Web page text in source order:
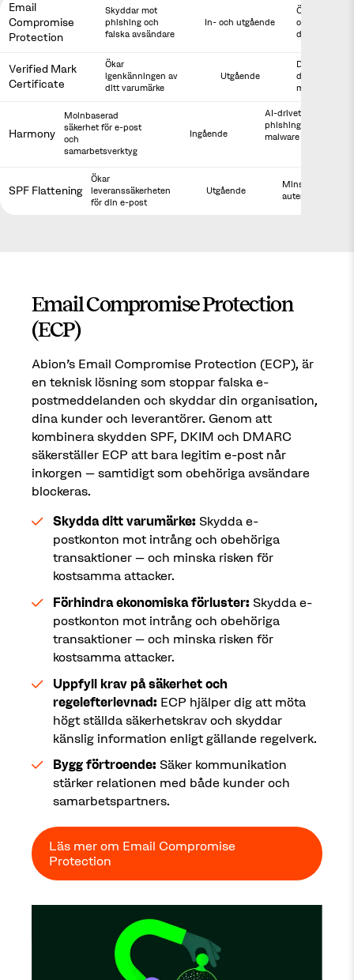
Email
Compromise
Protection
Skyddar mot
phishing och
falska avsändare
In- och utgående
Ökar
och
din domän
Verified Mark
Certificate
Ökar
igenkänningen av
ditt varumärke
Utgående
Din logotyp
direkt i
mottagarens
Harmony
Molnbaserad
säkerhet för e-post
och
samarbetsverktyg
Ingående
AI-drivet skydd mot
phishing och
malware
SPF Flattening
Ökar
leveranssäkerheten
för din e-post
Utgående
Minskar risken
autentiseringsfel
Email Compromise Protection
(ECP)
Abion's Email Compromise Protection (ECP), är
en teknisk lösning som stoppar falska e-
postmeddelanden och skyddar din organisation,
dina kunder och leverantörer. Genom att
kombinera skydden SPF, DKIM och DMARC
säkerställer ECP att bara legitim e-post når
inkorgen – samtidigt som obehöriga avsändare
blockeras.
Skydda ditt varumärke: Skydda e-
postkonton mot intrång och obehöriga
transaktioner – och minska risken för
kostsamma attacker.
Förhindra ekonomiska förluster: Skydda e-
postkonton mot intrång och obehöriga
transaktioner – och minska risken för
kostsamma attacker.
Uppfyll krav på säkerhet och
regelefterlevnad: ECP hjälper dig att möta
högt ställda säkerhetskrav och skyddar
känslig information enligt gällande regelverk.
Bygg förtroende: Säker kommunikation
stärker relationen med både kunder och
samarbetspartners.
Läs mer om Email Compromise
Protection